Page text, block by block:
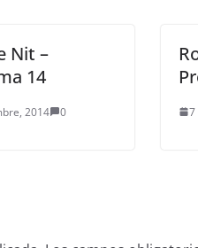
Nit –
14
2014 0 7